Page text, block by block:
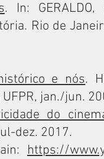
. In:
Rio de
e nós.
jan./jun.
do
dez. 2017.
https://